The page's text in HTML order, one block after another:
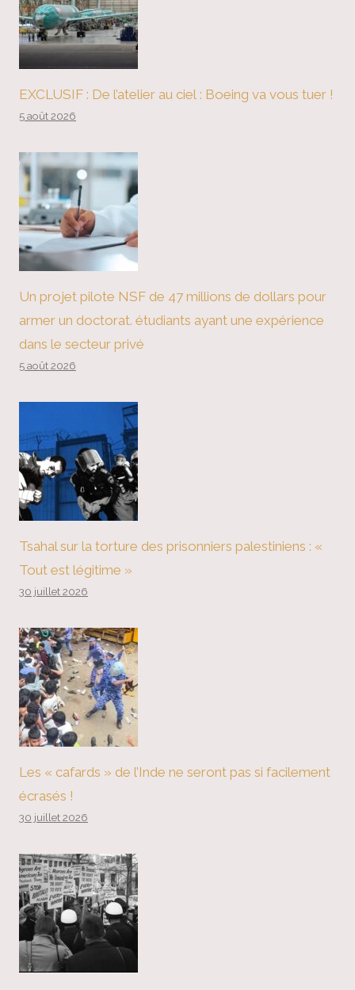
EXCLUSIF : De l’atelier au ciel : Boeing va vous tuer !
5 août 2026
Un projet pilote NSF de 47 millions de dollars pour
armer un doctorat. étudiants ayant une expérience
dans le secteur privé
5 août 2026
Tsahal sur la torture des prisonniers palestiniens : «
Tout est légitime »
30 juillet 2026
Les « cafards » de l’Inde ne seront pas si facilement
écrasés !
30 juillet 2026